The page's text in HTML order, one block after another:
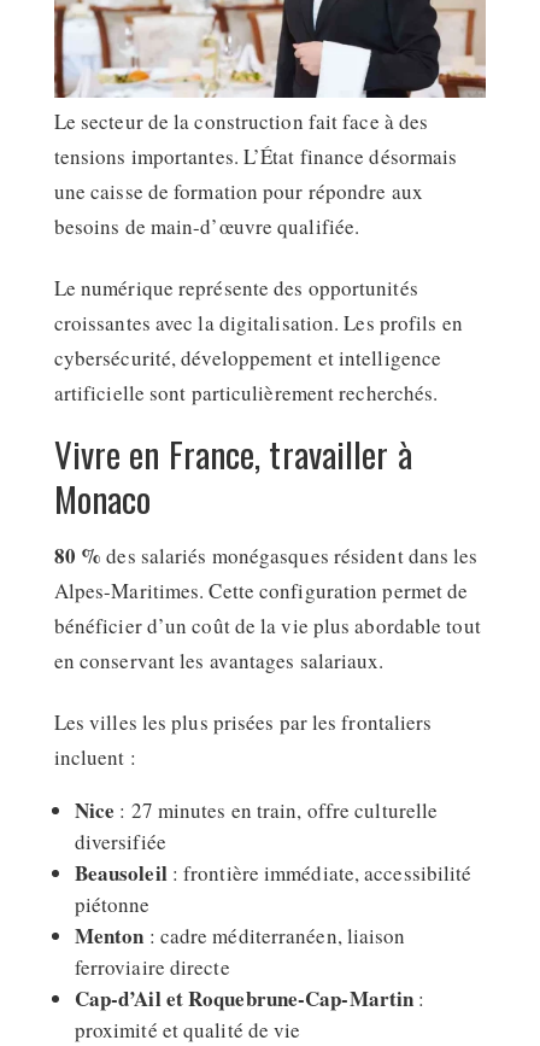
Le secteur de la construction fait face à des
tensions importantes. L’État finance désormais
une caisse de formation pour répondre aux
besoins de main-d’œuvre qualifiée.
Le numérique représente des opportunités
croissantes avec la digitalisation. Les profils en
cybersécurité, développement et intelligence
artificielle sont particulièrement recherchés.
Vivre en France, travailler à
Monaco
80 % des salariés monégasques résident dans les
Alpes-Maritimes. Cette configuration permet de
bénéficier d’un coût de la vie plus abordable tout
en conservant les avantages salariaux.
Les villes les plus prisées par les frontaliers
incluent :
Nice : 27 minutes en train, offre culturelle
diversifiée
Beausoleil: frontière immédiate, accessibilité
piétonne
Menton : cadre méditerranéen, liaison
ferroviaire directe
Cap-d’Ail et Roquebrune-Cap-Martin :
proximité et qualité de vie